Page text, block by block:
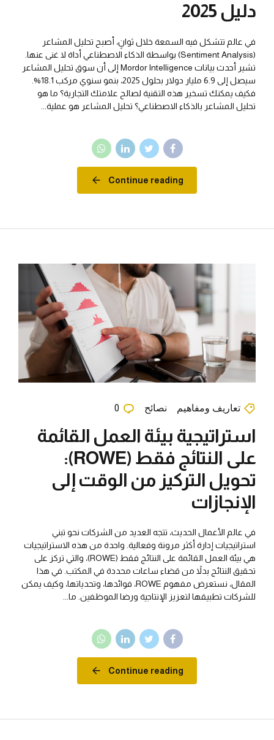
دليل 2025
في عالم تتشكل فيه السمعة خلال ثوانٍ، أصبح تحليل المشاعر
(Sentiment Analysis) بواسطة الذكاء الاصطناعي أداة لا غنى عنها.
تشير أحدث بيانات Mordor Intelligence إلى أن سوق تحليل المشاعر
سيصل إلى 6.9 مليار دولار بحلول 2025، بنمو سنوي مركب 18.1%.
فكيف يمكنك تسخير هذه التقنية لصالح علامتك التجارية؟ ما هو
تحليل المشاعر بالذكاء الاصطناعي؟ تحليل المشاعر هو عملية...
Continue reading
تعاريف ومفاهيم نصائح 0
استراتيجية بيئة العمل القائمة
على النتائج فقط (ROWE):
تحويل التركيز من الوقت إلى
الإنجازات
في عالم الأعمال الحديث، تتجه العديد من الشركات نحو تبني
استراتيجيات إدارة أكثر مرونة وفعالية. واحدة من هذه الاستراتيجيات
هي بيئة العمل القائمة على النتائج فقط (ROWE)، والتي تركز على
تحقيق النتائج بدلاً من قضاء ساعات محددة في المكتب. في هذا
المقال، نستعرض مفهوم ROWE، فوائدها، وتحدياتها، وكيف يمكن
للشركات تطبيقها لتعزيز الإنتاجية ورضا الموظفين. ما...
Continue reading